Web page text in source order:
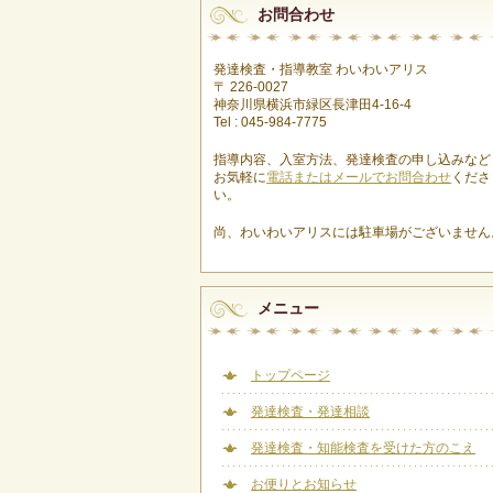
お問合わせ
発達検査・指導教室 わいわいアリス
〒 226-0027
神奈川県横浜市緑区長津田4-16-4
Tel : 045-984-7775
指導内容、入室方法、発達検査の申し込みなど
お気軽に電話またはメールでお問合わせ くださ
い。
尚、わいわいアリスには駐車場がございませ
メニュー
トップページ
発達検査・発達相談
発達検査・知能検査を受けた方のこえ
お便りとお知らせ